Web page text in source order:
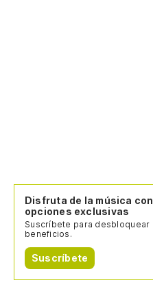
Disfruta de la música con
opciones exclusivas
Suscríbete para desbloquear
beneficios.
Suscríbete